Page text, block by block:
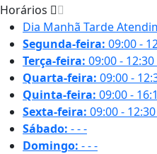
Horários
Dia Manhã Tarde
Segunda-feira: 09:00 -
Terça-feira: 09:00 - 12:30
Quarta-feira: 09:00 -
Quinta-feira: 09:00 -
Sexta-feira: 09:00 - 12:30
Sábado: ---
Domingo: ---